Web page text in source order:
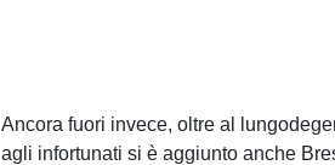
Ancora fuori invece, oltre al
agli infortunati si è aggiunto anche